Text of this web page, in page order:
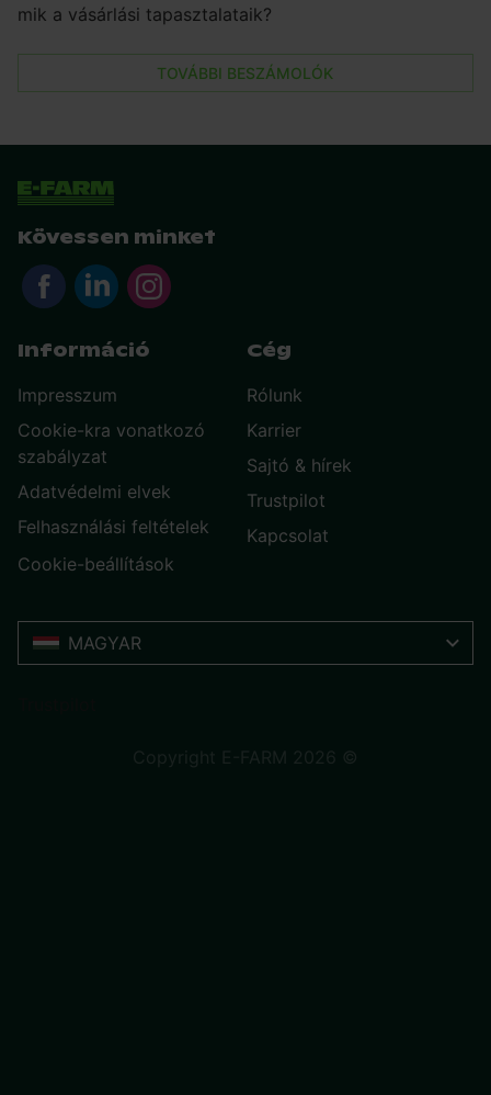
mik a vásárlási tapasztalataik?
TOVÁBBI BESZÁMOLÓK
Kövessen minket
Információ
Impresszum
Cookie-kra vonatkozó
szabályzat
Adatvédelmi elvek
Felhasználási feltételek
Cookie-beállítások
Cég
Rólunk
Karrier
Sajtó & hírek
Trustpilot
Kapcsolat
MAGYAR